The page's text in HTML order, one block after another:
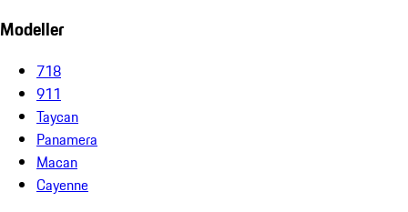
Modeller
718
911
Taycan
Panamera
Macan
Cayenne